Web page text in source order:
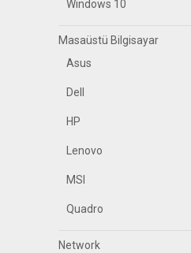
Windows 10
Masaüstü Bilgisayar
Asus
Dell
HP
Lenovo
MSI
Quadro
Network